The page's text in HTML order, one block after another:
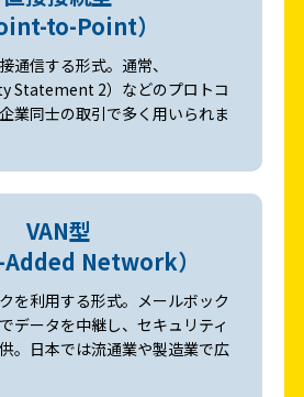
to-Point）
通信する形式。通常、
Statement 2）などのプロトコ
業同士の取引で多く用いられま
VAN型
Added Network）
を利用する形式。メールボック
データを中継し、セキュリティ
。日本では流通業や製造業で広